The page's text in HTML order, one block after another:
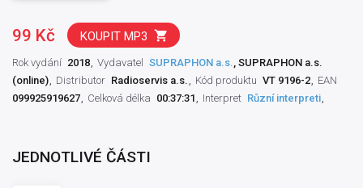
99 Kč KOUPIT MP3
Rok vydání 2018 Vydavatel SUPRAPHON a.s., SUPRAPHON a.s.
(online)
Distributor Radioservis a.s. Kód produktu VT 9196-2
EAN
099925919627
Celková délka 00:37:31 Interpret Různí interpreti
JEDNOTLIVÉ ČÁSTI